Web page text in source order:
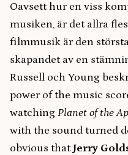
Oavsett hur en viss
musiken, är det allra
filmmusik är den
skapandet av en
Russell och Young
power of the music
watching Planet of the
with the sound turned
obvious thatJerry